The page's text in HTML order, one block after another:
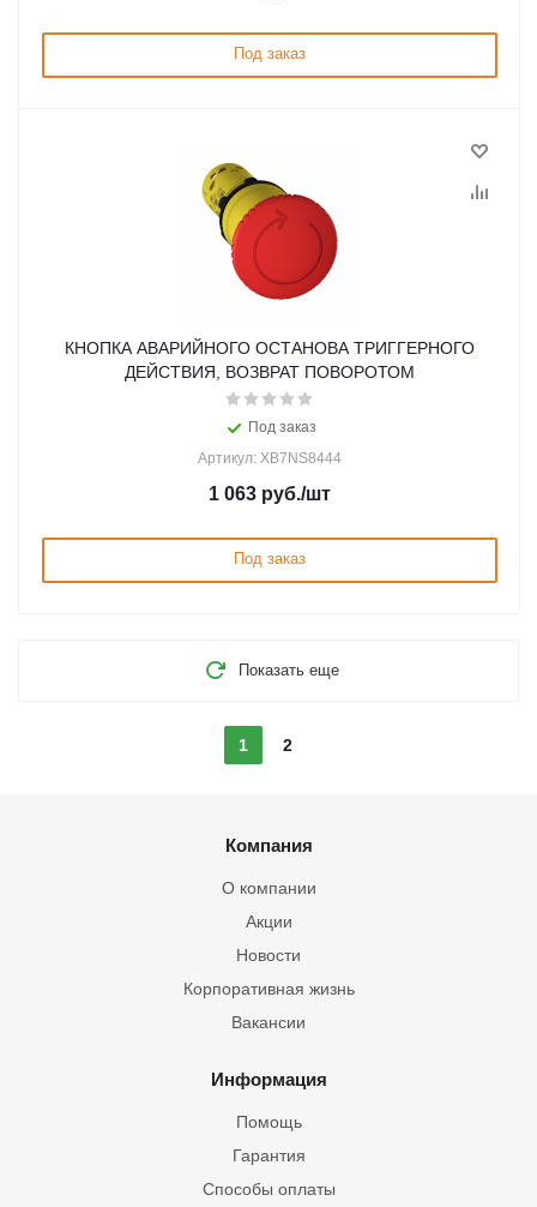
Под заказ
КНОПКА АВАРИЙНОГО ОСТАНОВА ТРИГГЕРНОГО
ДЕЙСТВИЯ, ВОЗВРАТ ПОВОРОТОМ
Под заказ
Артикул: XB7NS8444
1 063 руб./шт
Под заказ
Показать еще
1 2
Компания
О компании
Акции
Новости
Корпоративная жизнь
Вакансии
Информация
Помощь
Гарантия
Способы оплаты